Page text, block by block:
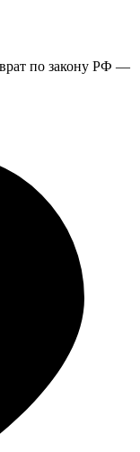
по закону РФ —